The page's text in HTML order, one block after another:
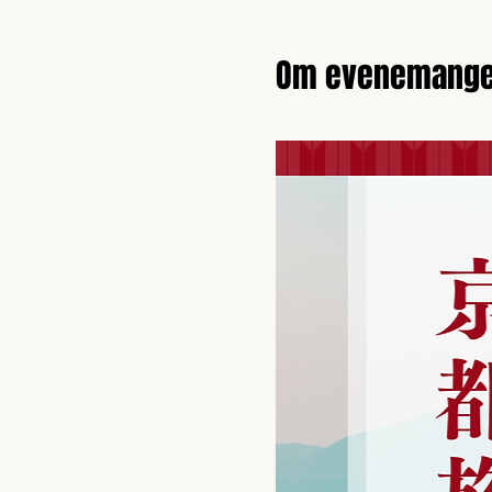
Om